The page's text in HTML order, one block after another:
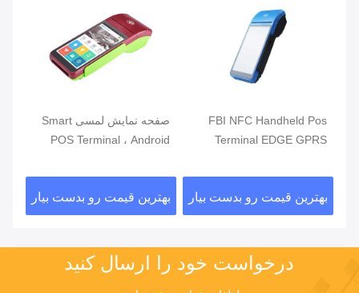
FBI NFC Handheld Pos
Terminal EDGE GPRS
Pos Systems
بهترین قیمت رو بدست بیار
صفحه نمایش لمسی Smart
POS Terminal ، Android
بهترین قیمت رو بدست بیار
درخواست خود را ارسال کنید